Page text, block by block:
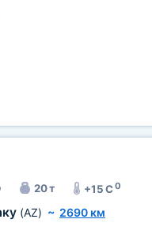
20 т +15 C0
(AZ) ~ 2690 км